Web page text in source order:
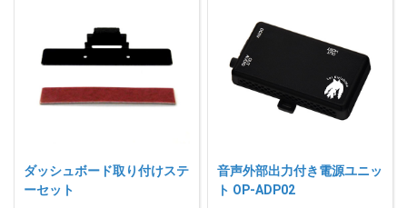
ダイレクト
バーチャルストア
カテゴリ
大口注文はこちら
ダッシュボード取り付けステ
ーセット
音声外部出力付き電源ユニッ
ト OP-ADP02